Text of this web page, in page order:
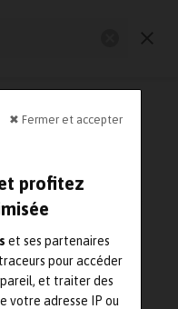
✖ Fermer et accepter
profitez
et ses partenaires
pour accéder
et traiter des
votre adresse IP ou
»
les portes de sa
100 % française
votre production sans
?